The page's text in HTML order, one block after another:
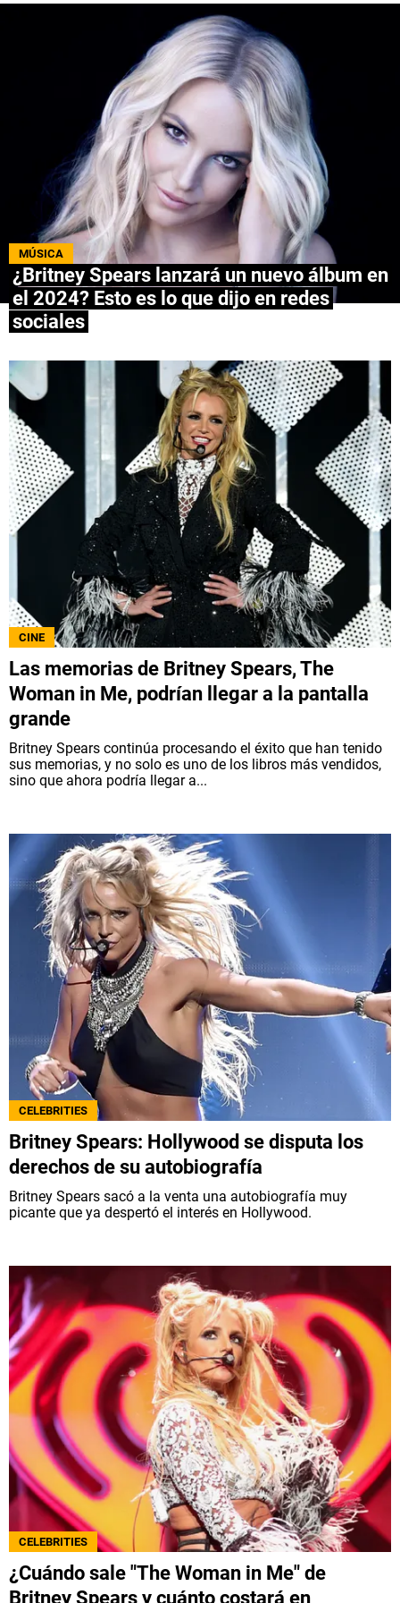
STAFF | CONTACTO |
Escribe en Spoiler
Términos y Condiciones
Políticas de Privacidad
Política Editorial
Ad Choices
Bolavip, al igual que Futbol Sites, es una
compañía perteneciente a Better Collective.
Todos los derechos reservados.
MÚSICA
¿Britney Spears lanzará un nuevo álbum en
el 2024? Esto es lo que dijo en redes
sociales
CINE
Las memorias de Britney Spears, The
Woman in Me, podrían llegar a la pantalla
grande
Britney Spears continúa procesando el éxito que han tenido
sus memorias, y no solo es uno de los libros más vendidos,
sino que ahora podría llegar a...
CELEBRITIES
Britney Spears: Hollywood se disputa los
derechos de su autobiografía
Britney Spears sacó a la venta una autobiografía muy
picante que ya despertó el interés en Hollywood.
CELEBRITIES
¿Cuándo sale "The Woman in Me" de
Britney Spears y cuánto costará en